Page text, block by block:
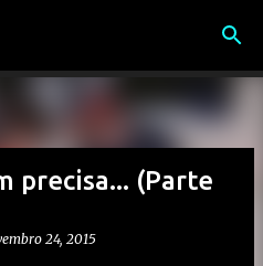
principal
precisa... (Parte
24, 2015